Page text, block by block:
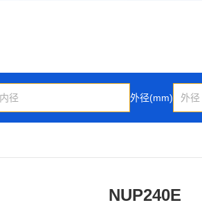
外径(mm)
NUP240E